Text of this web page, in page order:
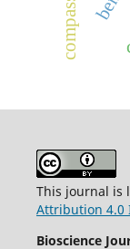
This journal is
Attribution 4.0
Bioscience